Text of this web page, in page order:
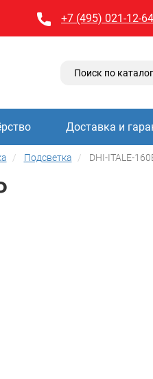
+7 (495) 021-12-64
Доставка и
Подсветка DHI-ITALE-